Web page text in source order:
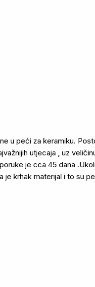
u peći za keramiku.
utjecaja , uz
je cca 45 dana
je krhak materijal i to su